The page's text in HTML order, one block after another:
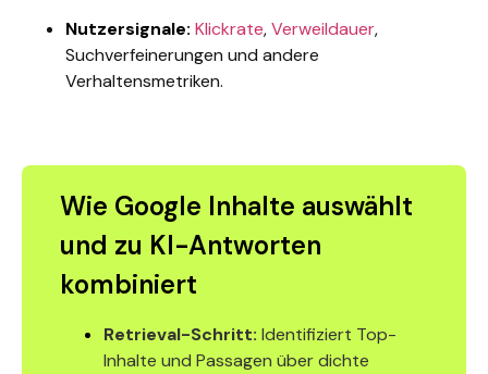
Nutzersignale: Klickrate,Verweildauer,
Suchverfeinerungen und andere
Verhaltensmetriken.
Wie Google Inhalte auswählt
und zu KI-Antworten
kombiniert
Retrieval-Schritt: Identifiziert Top-
Inhalte und Passagen über dichte